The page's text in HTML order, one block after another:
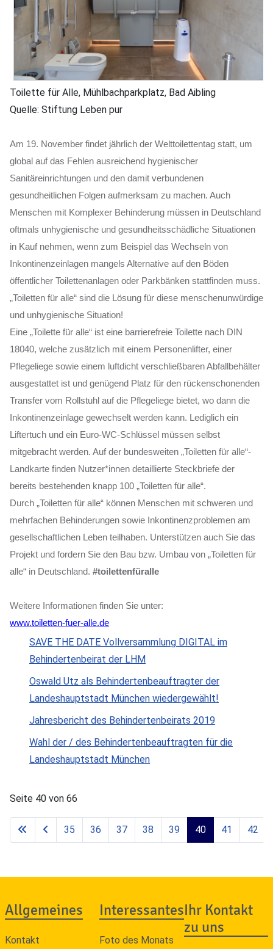
Toilette für Alle, Mühlbachparkplatz, Bad Aibling
Quelle: Stiftung Leben pur
Am 19. November findet jährlich der Welttoilettentag statt, um
global auf das Fehlen ausreichend hygienischer
Sanitäreinrichtungen und den damit verbundenen
gesundheitlichen Folgen aufmerksam zu machen. Auch
Menschen mit Komplexer Behinderung müssen in Deutschland
oftmals unhygienische und gesundheitsschädliche Situationen
in Kauf nehmen, wenn zum Beispiel das Wechseln von
Inkontinenzeinlagen mangels Alternative auf den Böden
öffentlicher Toilettenanlagen oder Parkbänken stattfinden muss.
„Toiletten für alle“ sind die Lösung für diese menschenunwürdige
und unhygienische Situation!
Eine „Toilette für alle“ ist eine barrierefreie Toilette nach DIN
18040, welche zusätzlich mit einem Personenlifter, einer
Pflegeliege sowie einem luftdicht verschließbaren Abfallbehälter
ausgestattet ist und genügend Platz für den rückenschonenden
Transfer vom Rollstuhl auf die Pflegeliege bietet, wo dann die
Inkontinenzeinlage gewechselt werden kann. Lediglich ein
Liftertuch und ein Euro-WC-Schlüssel müssen selbst
mitgebracht werden. Auf der bundesweiten „Toiletten für alle“-
Landkarte finden Nutzer*innen detaillierte Steckbriefe der
bereits bestehenden knapp 100 „Toiletten für alle“.
Durch „Toiletten für alle“ können Menschen mit schweren und
mehrfachen Behinderungen sowie Inkontinenzproblemen am
gesellschaftlichen Leben teilhaben. Unterstützen auch Sie das
Projekt und fordern Sie den Bau bzw. Umbau von „Toiletten für
alle“ in Deutschland. #toilettenfüralle
Weitere Informationen finden Sie unter:
www.toiletten-fuer-alle.de
SAVE THE DATE Vollversammlung DIGITAL im
Behindertenbeirat der LHM
Oswald Utz als Behindertenbeauftragter der
Landeshauptstadt München wiedergewählt!
Jahresbericht des Behindertenbeirats 2019
Wahl der / des Behindertenbeauftragten für die
Landeshauptstadt München
Seite 40 von 66
35 36 37 38 39 40 41 42
Allgemeines
Kontakt
Interessantes
Foto des Monats
Ihr Kontakt
zu uns